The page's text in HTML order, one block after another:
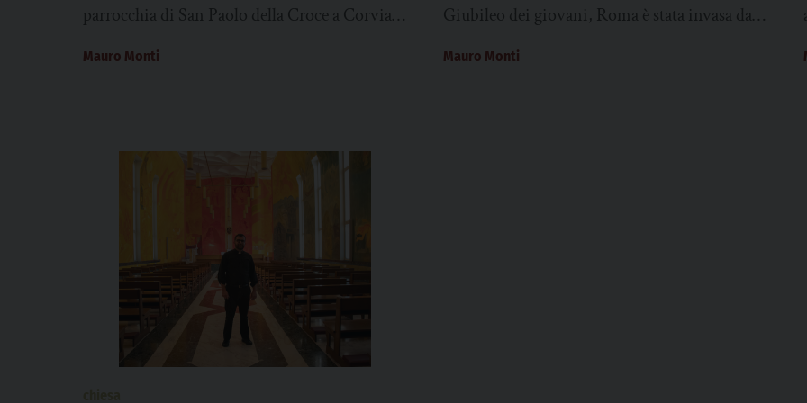
parrocchia di San Paolo della Croce a Corviale
Bernadette...
Mauro Monti
Giubileo dei giovani, Roma è stata invasa da
Mauro Monti